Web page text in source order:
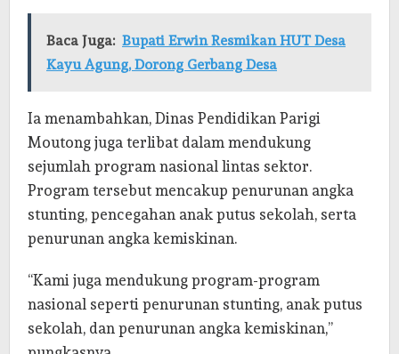
Baca Juga: Bupati Erwin Resmikan HUT Desa
Kayu Agung, Dorong Gerbang Desa
Ia menambahkan, Dinas Pendidikan Parigi
Moutong juga terlibat dalam mendukung
sejumlah program nasional lintas sektor.
Program tersebut mencakup penurunan angka
stunting, pencegahan anak putus sekolah, serta
penurunan angka kemiskinan.
“Kami juga mendukung program-program
nasional seperti penurunan stunting, anak putus
sekolah, dan penurunan angka kemiskinan,”